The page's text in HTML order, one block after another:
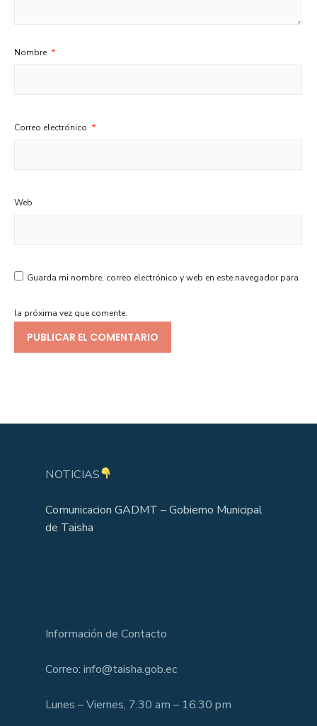
Nombre *
Correo electrónico *
Web
Guarda mi nombre, correo electrónico y web en este navegador para
la próxima vez que comente.
NOTICIAS
Comunicacion GADMT – Gobierno Municipal
de Taisha
Información de Contacto
Correo: info@taisha.gob.ec
Lunes – Viernes, 7:30 am – 16:30 pm